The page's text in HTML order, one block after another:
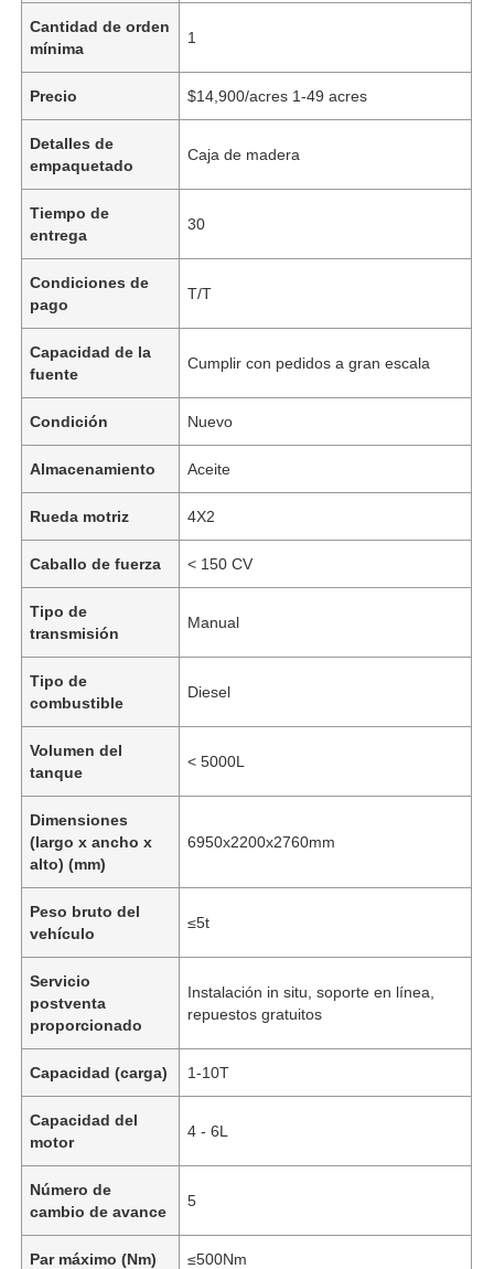
Cantidad de orden
mínima
1
Precio $14,900/acres 1-49 acres
Detalles de
empaquetado
Caja de madera
Tiempo de
entrega
30
Condiciones de
pago
T/T
Capacidad de la
fuente
Cumplir con pedidos a gran escala
Condición Nuevo
Almacenamiento Aceite
Rueda motriz 4X2
Caballo de fuerza < 150 CV
Tipo de
transmisión
Manual
Tipo de
combustible
Diesel
Volumen del
tanque
< 5000L
Dimensiones
(largo x ancho x
alto) (mm)
6950x2200x2760mm
Peso bruto del
vehículo
≤5t
Servicio
postventa
proporcionado
Instalación in situ, soporte en línea,
repuestos gratuitos
Capacidad (carga) 1-10T
Capacidad del
motor
4 - 6L
Número de
cambio de avance
5
Par máximo (Nm) ≤500Nm